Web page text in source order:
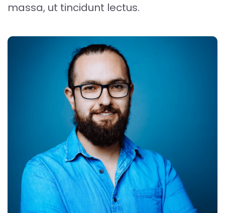
massa, ut tincidunt lectus.